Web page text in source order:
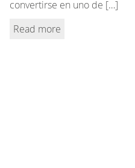
convertirse en uno de […]
Read more